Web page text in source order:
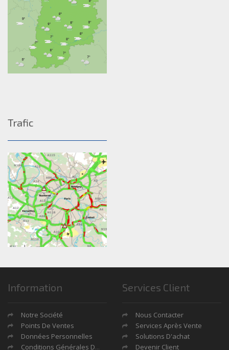
Trafic
Information
Notre Société
Points De Ventes
Données Personnelles
Conditions Générales De Ventes
Services Client
Nous Contacter
Services Après Vente
Solutions D'achat
Devenir Client